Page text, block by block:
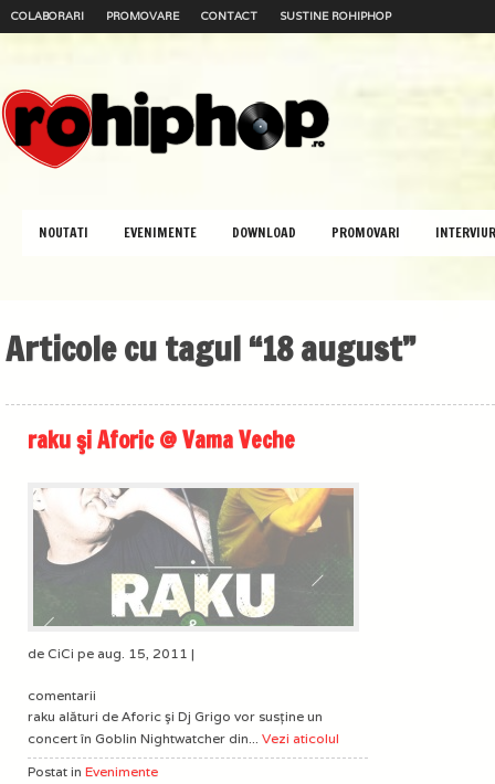
COLABORARI PROMOVARE CONTACT SUSTINE ROHIPHOP
NOUTATI EVENIMENTE DOWNLOAD PROMOVARI
Articole cu tagul “18 august”
raku şi Aforic @ Vama Veche
de CiCi pe aug. 15, 2011 |
comentarii
raku alături de Aforic şi Dj Grigo vor susţine un
concert în Goblin Nightwatcher din... Vezi aticolul
Postat in Evenimente